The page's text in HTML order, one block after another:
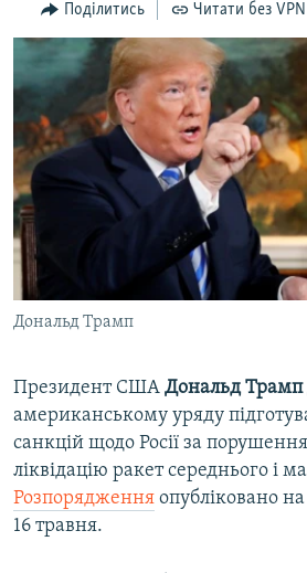
навігації
Перейти
пошуку
БЛОГИ
ПОГЛЯД
ІНТЕРВ'Ю
ВСЕ ЗА ДЕНЬ
СПЕЦПРОЕКТИ
ДЕПОРТАЦІЯ
ВІДЕОУРОКИ «ELIFBE»
СВІДЧЕННЯ ОКУПАЦІЇ
УКРАЇНСЬКА ПРОБЛЕМА КРИМУ
ЯК ОБІЙТИ БЛОКУВАННЯ
Русский
Qırımtatar
Усі сайти RFE/RL
Поділитись Читати без VPN
Дональд Трамп
Президент США Дональд Трамп
американському уряду
санкцій щодо Росії за
ліквідацію ракет середнього і
Розпорядження опубліковано
16 травня.